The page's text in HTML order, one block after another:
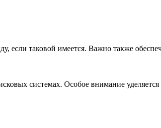
если таковой имеется. Важно также
системах. Особое внимание